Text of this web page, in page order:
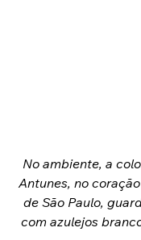
No ambiente, a
Antunes, no
de São Paulo,
com azulejos